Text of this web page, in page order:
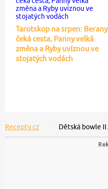
Tarotskop na srpen: Berany
čeká cesta, Panny velká
změna a Ryby uvíznou ve
stojatých vodách
Recepty.cz Dětská bowle II.